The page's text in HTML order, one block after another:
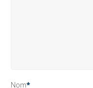
Nom*